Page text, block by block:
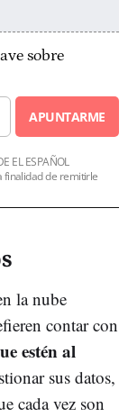
sobre
APUNTARME
EL ESPAÑOL
finalidad de remitirle
la nube
contar con
estén al
sus datos,
cada vez son